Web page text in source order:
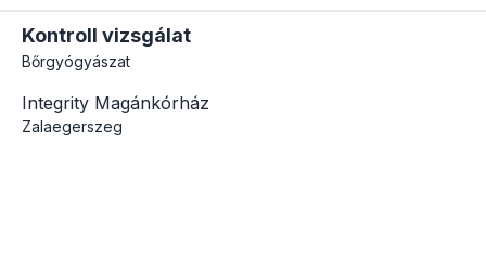
Kontroll vizsgálat
Bőrgyógyászat
Integrity Magánkórház
Zalaegerszeg